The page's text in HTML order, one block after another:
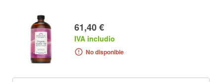
61,40 €
IVA includio
No disponible